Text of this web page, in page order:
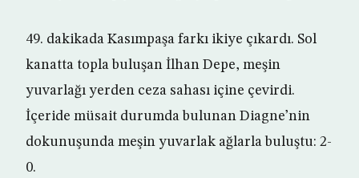
49. dakikada Kasımpaşa farkı ikiye çıkardı. Sol
kanatta topla buluşan İlhan Depe, meşin
yuvarlağı yerden ceza sahası içine çevirdi.
İçeride müsait durumda bulunan Diagne’nin
dokunuşunda meşin yuvarlak ağlarla buluştu: 2-
0.